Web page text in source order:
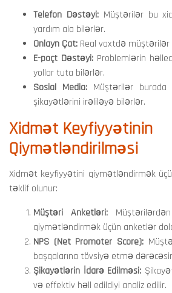
Telefon Dəstəyi:Müştərilər bu
yardım ala bilərlər.
Onlayn Çat: Real vaxtdə müştərilər
E-poçt Dəstəyi:Problemlərin
yollar tuta bilərlər.
Sosial Media: Müştərilər burada
şikayətlərini irəliləyə bilərlər.
Xidmət Keyfiyyətinin
Qiymətləndirilməsi
Xidmət keyfiyyətini qiymətləndirmək
təklif olunur:
Müştəri Anketləri:
qiymətləndirmək üçün anketlər
NPS (Net Promoter Score):
başqalarına tövsiyə etmə
Şikayətlərin İdarə Edilməsi:
və effektiv həll edildiyi analiz edilir.